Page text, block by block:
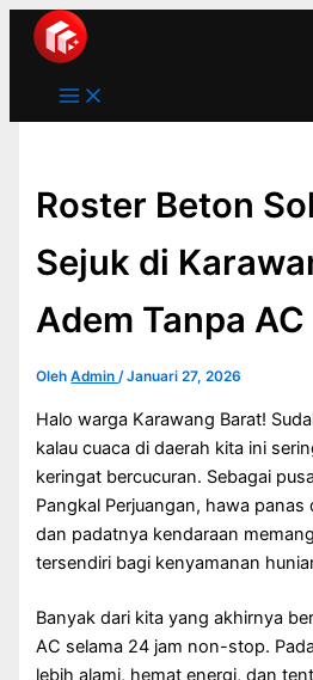
Lewati
konten
Main
Menu
Roster Beton
Sejuk di
Adem Tanpa
OlehAdmin/Januari 27, 2026
Halo warga Karawang Barat!
kalau cuaca di daerah kita ini
keringat bercucuran. Sebagai
Pangkal Perjuangan, hawa
dan padatnya kendaraan
tersendiri bagi kenyamanan
Banyak dari kita yang akhirnya
AC selama 24 jam non-stop.
lebih alami, hemat energi, dan